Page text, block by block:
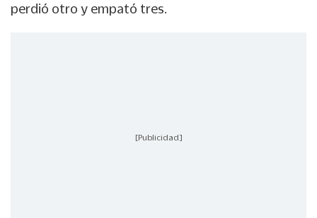
perdió otro y empató tres.
[Publicidad]